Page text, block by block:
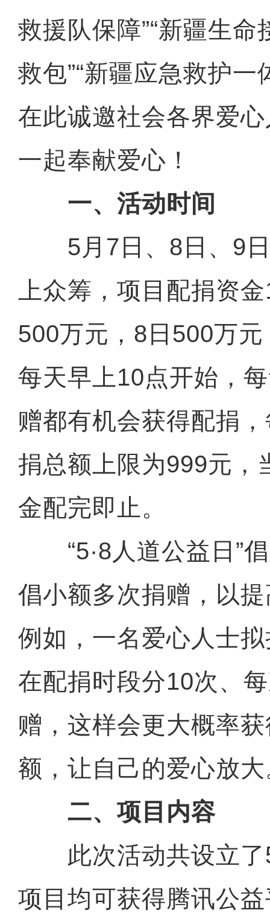
救援队保障”“新疆生命
救包”“新疆应急救护一
在此诚邀社会各界爱
一起奉献爱心！
一、活动时间
5月7日、8日、9日
上众筹，项目配捐资
500万元，8日500万
每天早上10点开始，
赠都有机会获得配捐
捐总额上限为999元，
金配完即止。
“5·8人道公益日”倡
倡小额多次捐赠，以
例如，一名爱心人士
在配捐时段分10次、
赠，这样会更大概率
额，让自己的爱心放
二、项目内容
此次活动共设立了
项目均可获得腾讯公